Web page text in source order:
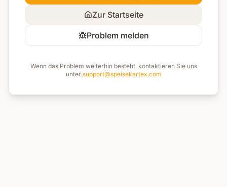
Zur Startseite
Problem melden
Wenn das Problem weiterhin besteht, kontaktieren Sie uns
unter support@speisekartex.com